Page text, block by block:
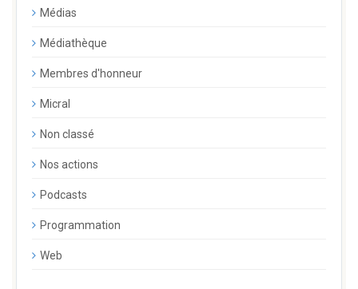
Médias
Médiathèque
Membres d'honneur
Micral
Non classé
Nos actions
Podcasts
Programmation
Web